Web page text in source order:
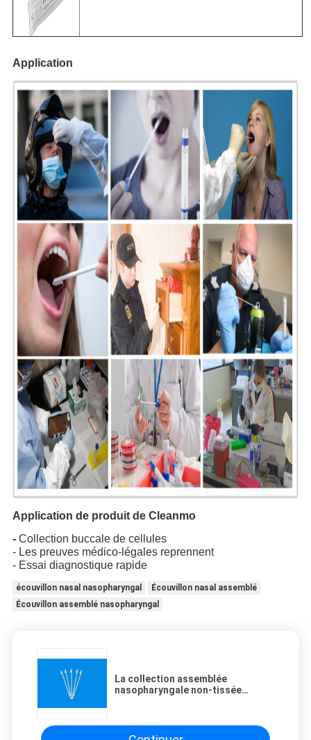
Application
Application de produit de Cleanmo
- Collection buccale de cellules
- Les preuves médico-légales reprennent
- Essai diagnostique rapide
écouvillon nasal nasopharyngal
Écouvillon nasal assemblé
Écouvillon assemblé nasopharyngal
La collection assemblée
nasopharyngale non-tissée